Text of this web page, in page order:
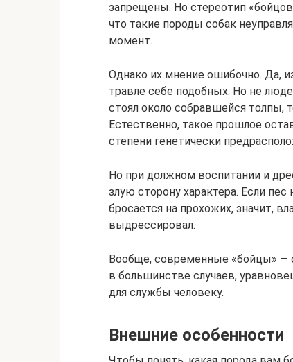
запрещены. Но стереотип
что такие породы собак
момент.
Однако их мнение ошибочно. Да,
травле себе подобных. Но не
стоял около собравшейся толпы,
Естественно, такое прошлое
степени генетически
Но при должном воспитании и
злую сторону характера. Если
бросается на прохожих, значит,
выдрессировал.
Вообще, современные «бойцы» —
в большинстве случаев,
для службы человеку.
Внешние особенности